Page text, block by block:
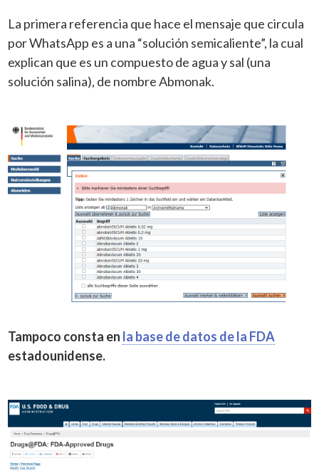
La primera referencia que hace el mensaje que circula
por WhatsApp es a una “solución semicaliente”, la cual
explican que es un compuesto de agua y sal (una
solución salina), de nombre Abmonak.
Tampoco consta en la base de datos de la FDA
estadounidense.